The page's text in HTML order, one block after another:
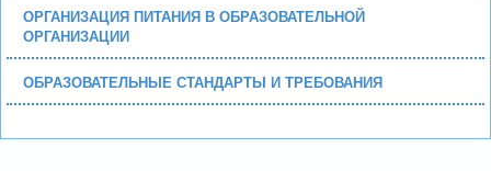
ОРГАНИЗАЦИЯ ПИТАНИЯ В ОБРАЗОВАТЕЛЬНОЙ
ОРГАНИЗАЦИИ
ОБРАЗОВАТЕЛЬНЫЕ СТАНДАРТЫ И ТРЕБОВАНИЯ